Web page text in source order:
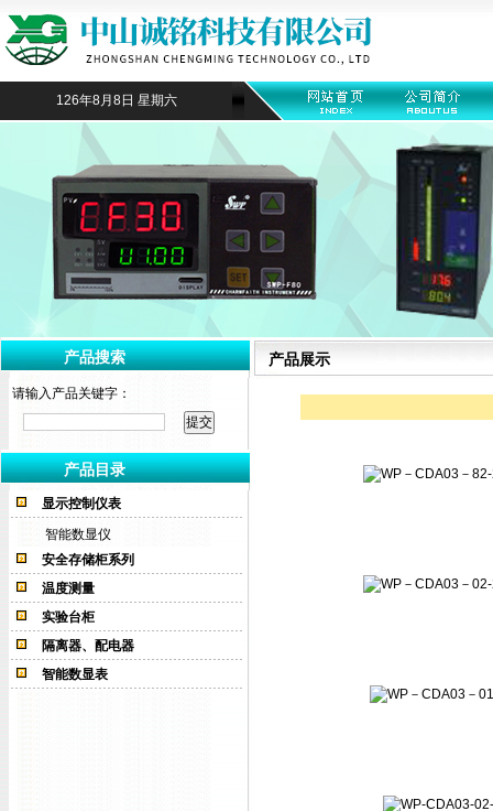
126年8月8日 星期六
产品搜索
请输入产品关键字：
产品目录
显示控制仪表
智能数显仪
安全存储柜系列
温度测量
实验台柜
隔离器、配电器
智能数显表
产品展示